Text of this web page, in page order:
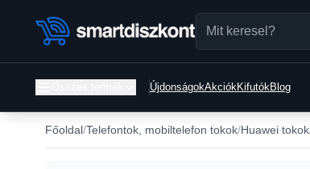
ÚjdonságokAkciókKifutókBlog
Főoldal Telefontok, mobiltelefon tokok Huawei tokok